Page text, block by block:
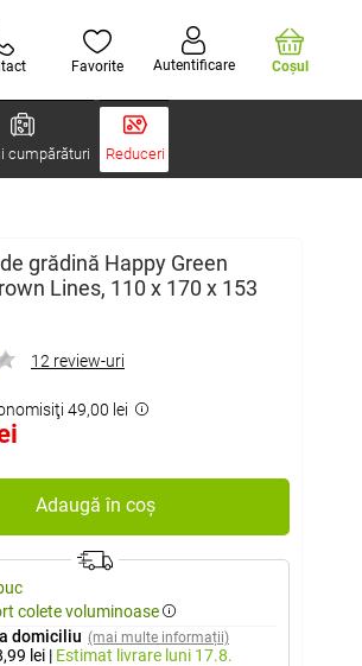
Favorite Autentificare Coşul
cumpărături Reduceri
grădină Happy Green
Lines, 110 x 170 x 153
12 review-uri
49,00 lei
Adaugă în coș
colete voluminoase
domiciliu (mai multe informații)
lei | Estimat livrare luni 17.8.